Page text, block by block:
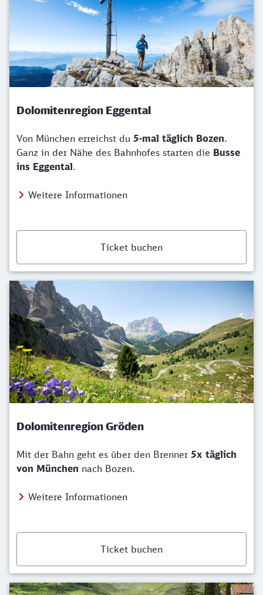
Dolomitenregion Eggental
Von München erreichst du 5-mal täglich Bozen.
Ganz in der Nähe des Bahnhofes starten die Busse
ins Eggental.
Weitere Informationen
Ticket buchen
Dolomitenregion Gröden
Mit der Bahn geht es über den Brenner 5x täglich
von München nach Bozen.
Weitere Informationen
Ticket buchen